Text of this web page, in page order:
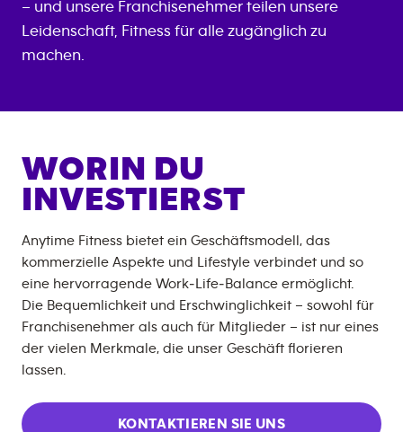
– und unsere Franchisenehmer teilen unsere
Leidenschaft, Fitness für alle zugänglich zu
machen.
WORIN DU
INVESTIERST
Anytime Fitness bietet ein Geschäftsmodell, das
kommerzielle Aspekte und Lifestyle verbindet und so
eine hervorragende Work‑Life‑Balance ermöglicht.
Die Bequemlichkeit und Erschwinglichkeit – sowohl für
Franchisenehmer als auch für Mitglieder – ist nur eines
der vielen Merkmale, die unser Geschäft florieren
lassen.
KONTAKTIEREN SIE UNS